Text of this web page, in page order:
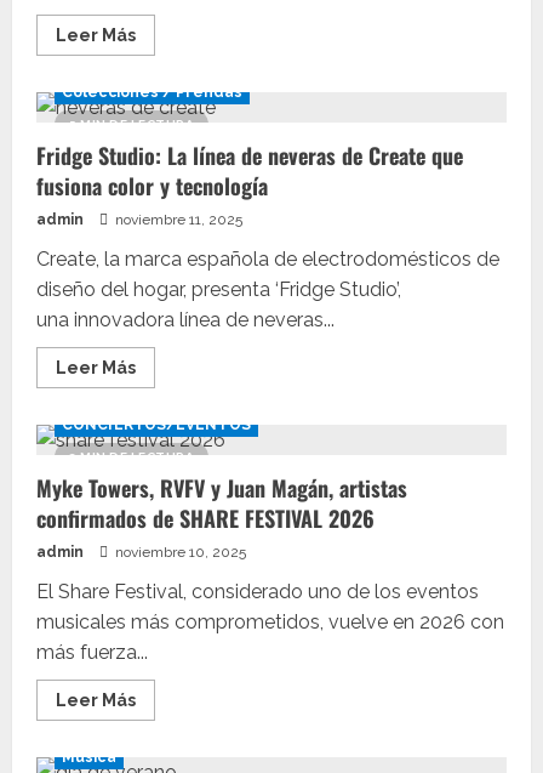
Leer MásLeer
más
Esta
nochevieja
toma
las
uvas
con
vistas
reloj
de
Sol
desde
una
5 MIN DE LECTURA
Colecciones / Prendas
Fridge Studio: La línea de neveras de Create que
fusiona color y tecnología
admin noviembre 11, 2025
Create, la marca española de electrodomésticos de
diseño del hogar, presenta ‘Fridge Studio’,
una innovadora línea de neveras...
Leer MásLeer
más
Fridge
Studio:
línea
de
neveras
Create
fusiona
color
y
tecnología
3 MIN DE LECTURA
CONCIERTOS/EVENTOS
Myke Towers, RVFV y Juan Magán, artistas
confirmados de SHARE FESTIVAL 2026
admin noviembre 10, 2025
El Share Festival, considerado uno de los eventos
musicales más comprometidos, vuelve en 2026 con
más fuerza...
Leer MásLeer
más
Myke
Música